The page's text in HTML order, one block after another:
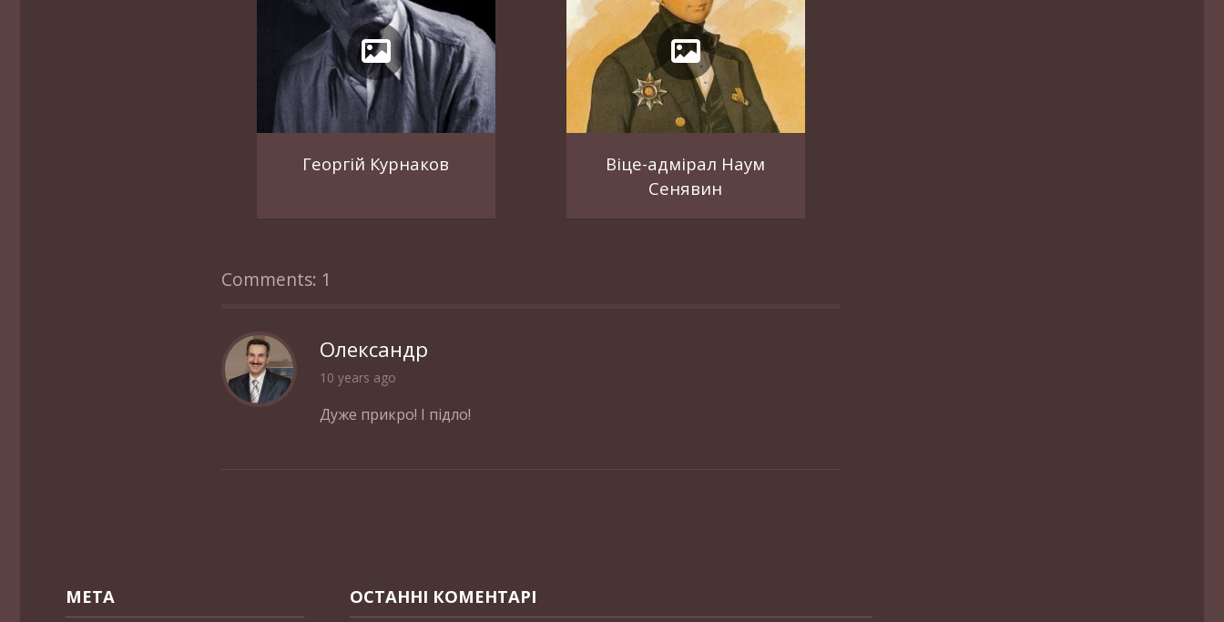
Георгій Курнаков
Віце-адмірал Наум
Сенявин
Comments: 1
Олександр
10 years ago
Дуже прикро! І підло!
МЕТА ОСТАННІ КОМЕНТАРІ